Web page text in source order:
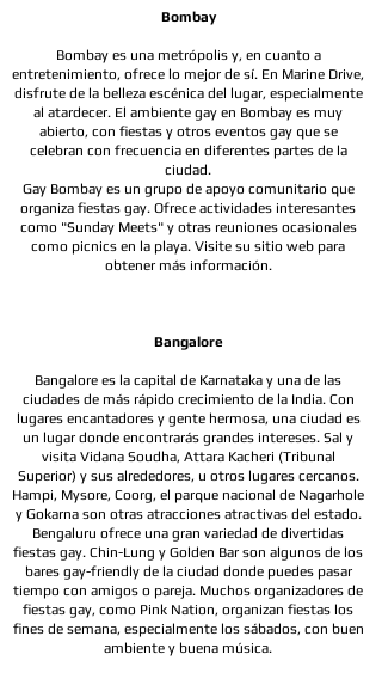
Bombay
Bombay es una metrópolis y, en cuanto a
entretenimiento, ofrece lo mejor de sí. En Marine Drive,
disfrute de la belleza escénica del lugar, especialmente
al atardecer. El ambiente gay en Bombay es muy
abierto, con fiestas y otros eventos gay que se
celebran con frecuencia en diferentes partes de la
ciudad.
Gay Bombay es un grupo de apoyo comunitario que
organiza fiestas gay. Ofrece actividades interesantes
como "Sunday Meets" y otras reuniones ocasionales
como picnics en la playa. Visite su sitio web para
obtener más información.
Bangalore
Bangalore es la capital de Karnataka y una de las
ciudades de más rápido crecimiento de la India. Con
lugares encantadores y gente hermosa, una ciudad es
un lugar donde encontrarás grandes intereses. Sal y
visita Vidana Soudha, Attara Kacheri (Tribunal
Superior) y sus alrededores, u otros lugares cercanos.
Hampi, Mysore, Coorg, el parque nacional de Nagarhole
y Gokarna son otras atracciones atractivas del estado.
Bengaluru ofrece una gran variedad de divertidas
fiestas gay. Chin-Lung y Golden Bar son algunos de los
bares gay-friendly de la ciudad donde puedes pasar
tiempo con amigos o pareja. Muchos organizadores de
fiestas gay, como Pink Nation, organizan fiestas los
fines de semana, especialmente los sábados, con buen
ambiente y buena música.